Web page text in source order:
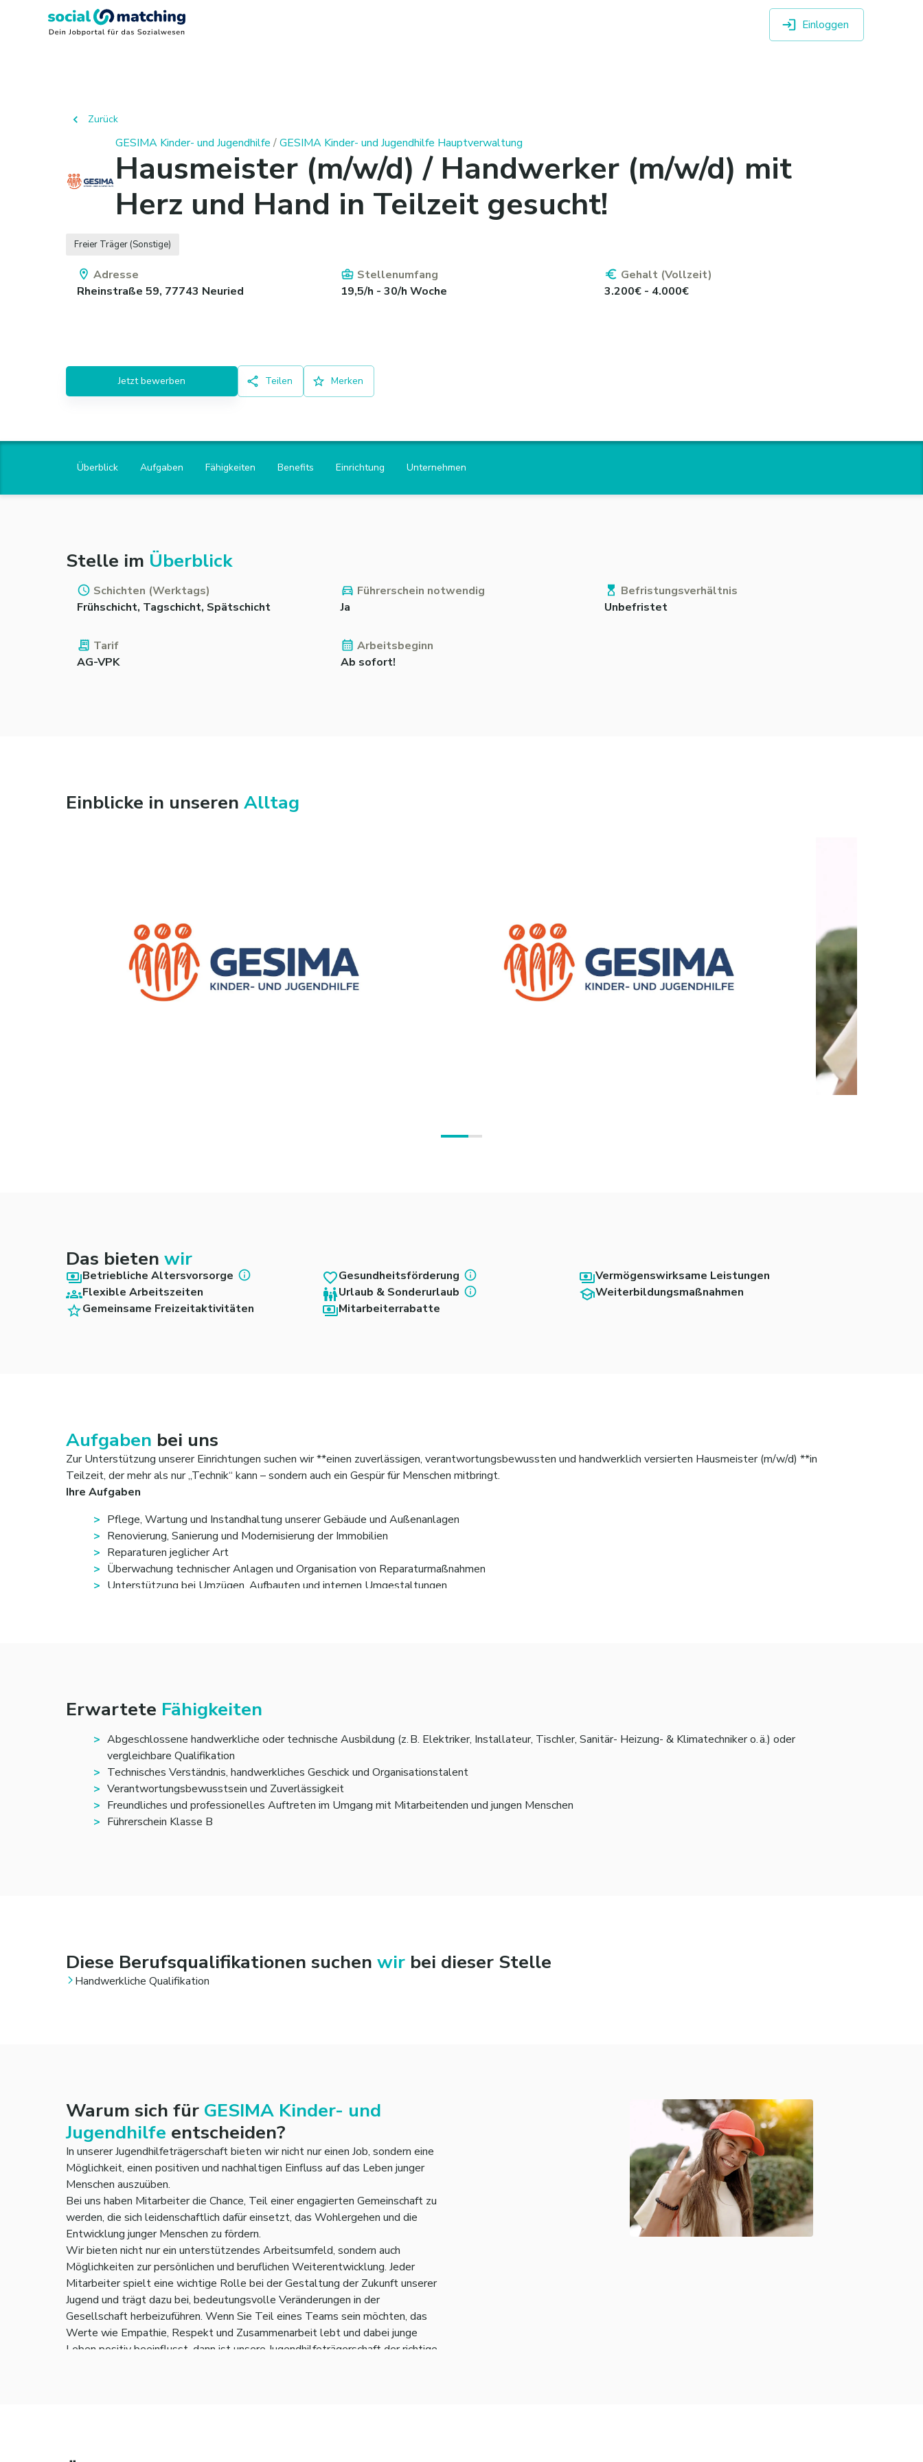
Einloggen
Zurück
GESIMA Kinder- und Jugendhilfe /GESIMA Kinder- und Jugendhilfe Hauptverwaltung
Hausmeister (m/w/d) / Handwerker (m/w/d) mit
Herz und Hand in Teilzeit gesucht!
Freier Träger (Sonstige)
Adresse
Rheinstraße 59, 77743 Neuried
Stellenumfang
19,5/h - 30/h Woche
Gehalt (Vollzeit)
3.200€ - 4.000€
Jetzt bewerben Teilen Merken
Überblick Aufgaben Fähigkeiten Benefits Einrichtung Unternehmen
Stelle im Überblick
Schichten (Werktags)
Frühschicht, Tagschicht, Spätschicht
Führerschein notwendig
Ja
Befristungsverhältnis
Unbefristet
Tarif
AG-VPK
Arbeitsbeginn
Ab sofort!
Einblicke in unseren Alltag
Das bieten wir
Betriebliche Altersvorsorge Gesundheitsförderung
Vermögenswirksame Leistungen
Flexible Arbeitszeiten
Urlaub & Sonderurlaub
Weiterbildungsmaßnahmen
Gemeinsame Freizeitaktivitäten
Mitarbeiterrabatte
Aufgaben bei uns
Zur Unterstützung unserer Einrichtungen suchen wir **einen zuverlässigen, verantwortungsbewussten und handwerklich versierten Hausmeister (m/w/d) **in
Teilzeit, der mehr als nur „Technik“ kann – sondern auch ein Gespür für Menschen mitbringt.
Ihre Aufgaben
Pflege, Wartung und Instandhaltung unserer Gebäude und Außenanlagen
Renovierung, Sanierung und Modernisierung der Immobilien
Reparaturen jeglicher Art
Überwachung technischer Anlagen und Organisation von Reparaturmaßnahmen
Unterstützung bei Umzügen, Aufbauten und internen Umgestaltungen
Erwartete Fähigkeiten
Abgeschlossene handwerkliche oder technische Ausbildung (z. B. Elektriker, Installateur, Tischler, Sanitär- Heizung- & Klimatechniker o. ä.) oder
vergleichbare Qualifikation
Technisches Verständnis, handwerkliches Geschick und Organisationstalent
Verantwortungsbewusstsein und Zuverlässigkeit
Freundliches und professionelles Auftreten im Umgang mit Mitarbeitenden und jungen Menschen
Führerschein Klasse B
Diese Berufsqualifikationen suchen wir bei dieser Stelle
Handwerkliche Qualifikation
Warum sich für GESIMA Kinder- und
Jugendhilfe entscheiden?
In unserer Jugendhilfeträgerschaft bieten wir nicht nur einen Job, sondern eine
Möglichkeit, einen positiven und nachhaltigen Einfluss auf das Leben junger
Menschen auszuüben.
Bei uns haben Mitarbeiter die Chance, Teil einer engagierten Gemeinschaft zu
werden, die sich leidenschaftlich dafür einsetzt, das Wohlergehen und die
Entwicklung junger Menschen zu fördern.
Wir bieten nicht nur ein unterstützendes Arbeitsumfeld, sondern auch
Möglichkeiten zur persönlichen und beruflichen Weiterentwicklung. Jeder
Mitarbeiter spielt eine wichtige Rolle bei der Gestaltung der Zukunft unserer
Jugend und trägt dazu bei, bedeutungsvolle Veränderungen in der
Gesellschaft herbeizuführen. Wenn Sie Teil eines Teams sein möchten, das
Werte wie Empathie, Respekt und Zusammenarbeit lebt und dabei junge
Leben positiv beeinflusst, dann ist unsere Jugendhilfeträgerschaft der richtige